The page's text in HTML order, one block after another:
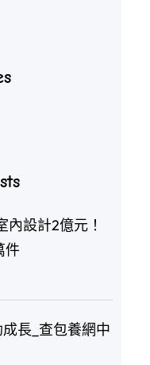
設計2億元！
件
長_查包養網中